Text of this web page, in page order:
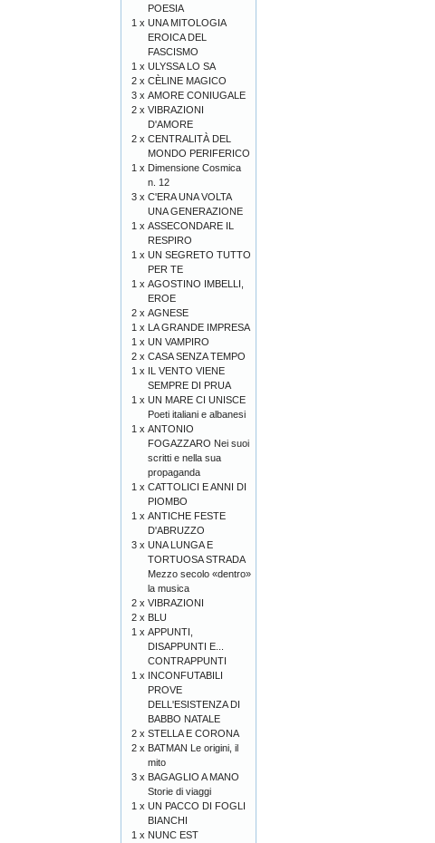
POESIA
1 x UNA MITOLOGIA
EROICA DEL
FASCISMO
1 x ULYSSA LO SA
2 x CÈLINE MAGICO
3 x AMORE CONIUGALE
2 x VIBRAZIONI
D'AMORE
2 x CENTRALITÀ DEL
MONDO PERIFERICO
1 x Dimensione Cosmica
n. 12
3 x C'ERA UNA VOLTA
UNA GENERAZIONE
1 x ASSECONDARE IL
RESPIRO
1 x UN SEGRETO TUTTO
PER TE
1 x AGOSTINO IMBELLI,
EROE
2 x AGNESE
1 x LA GRANDE IMPRESA
1 x UN VAMPIRO
2 x CASA SENZA TEMPO
1 x IL VENTO VIENE
SEMPRE DI PRUA
1 x UN MARE CI UNISCE
Poeti italiani e albanesi
1 x ANTONIO
FOGAZZARO Nei suoi
scritti e nella sua
propaganda
1 x CATTOLICI E ANNI DI
PIOMBO
1 x ANTICHE FESTE
D'ABRUZZO
3 x UNA LUNGA E
TORTUOSA STRADA
Mezzo secolo «dentro»
la musica
2 x VIBRAZIONI
2 x BLU
1 x APPUNTI,
DISAPPUNTI E...
CONTRAPPUNTI
1 x INCONFUTABILI
PROVE
DELL'ESISTENZA DI
BABBO NATALE
2 x STELLA E CORONA
2 x BATMAN Le origini, il
mito
3 x BAGAGLIO A MANO
Storie di viaggi
1 x UN PACCO DI FOGLI
BIANCHI
1 x NUNC EST